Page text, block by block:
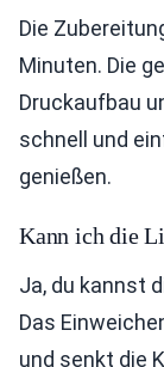
Die
Minuten. Die
Druckaufbau
schnell und
genießen.
Kann ich die
Ja, du kannst
Das
und senkt die